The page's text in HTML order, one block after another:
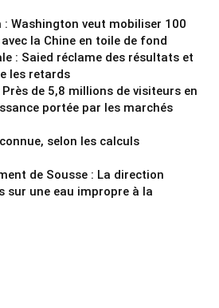
Washington veut mobiliser 100
la Chine en toile de fond
: Saied réclame des résultats et
les retards
de 5,8 millions de visiteurs en
portée par les marchés
selon les calculs
de Sousse : La direction
sur une eau impropre à la